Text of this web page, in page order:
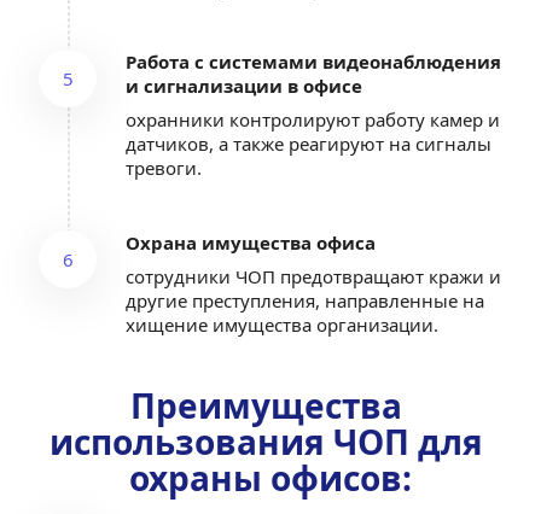
5
Работа с системами видеонаблюдения
и сигнализации в офисе
охранники контролируют работу камер и
датчиков, а также реагируют на сигналы
тревоги.
6
Охрана имущества офиса
сотрудники ЧОП предотвращают кражи и
другие преступления, направленные на
хищение имущества организации.
Преимущества
использования ЧОП для
охраны офисов: